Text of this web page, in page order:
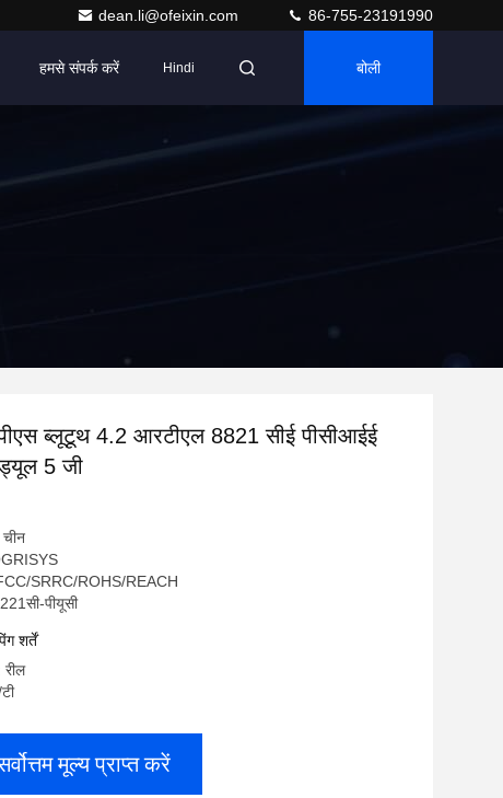
dean.li@ofeixin.com 86-755-23191990
हमसे संपर्क करें Hindi बोली
ब्लूटूथ 4.2 आरटीएल 8821 सीई पीसीआईई
5 जी
चीन
SRRC/ROHS/REACH
पीयूसी
शर्तें
मूल्य प्राप्त करें